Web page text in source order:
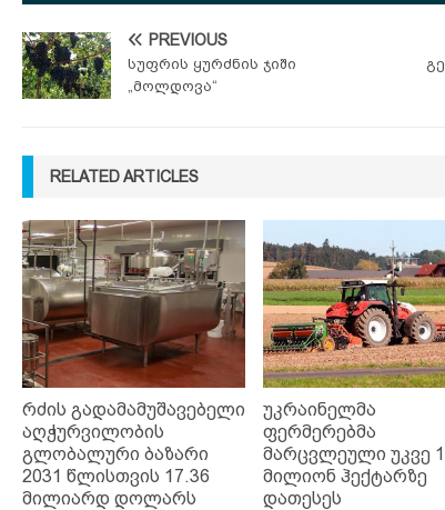
PREVIOUS
სუფრის ყურძნის ჯიში
„მოლდოვა“
RELATED ARTICLES
რძის გადამამუშავებელი
აღჭურვილობის
გლობალური ბაზარი
2031 წლისთვის 17.36
მილიარდ დოლარს
უკრაინელმა
ფერმერებმა
მარცვლეული უკვე
მილიონ ჰექტარზე
დათესეს